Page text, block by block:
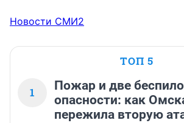
Новости СМИ2
ТОП 5
1
Пожар и две
опасности: как
пережила вторую